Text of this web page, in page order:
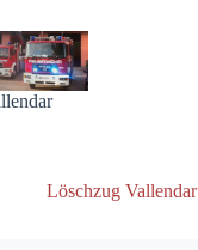
Löschzug Vallendar